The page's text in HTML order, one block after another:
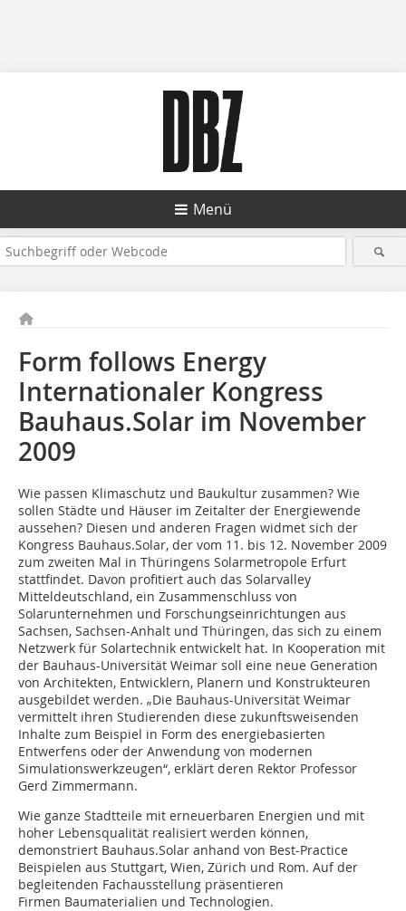
Menü
Form follows Energy
Internationaler Kongress
Bauhaus.Solar im November
2009
Wie passen Klimaschutz und Baukultur zusammen? Wie
sollen Städte und Häuser im Zeitalter der Energiewende
aussehen? Diesen und anderen Fragen widmet sich der
Kongress Bauhaus.Solar, der vom 11. bis 12. November 2009
zum zweiten Mal in Thüringens Solarmetropole Erfurt
stattfindet. Davon profitiert auch das Solarvalley
Mitteldeutschland, ein Zusammenschluss von
Solarunternehmen und Forschungseinrichtungen aus
Sachsen, Sachsen-Anhalt und Thüringen, das sich zu einem
Netzwerk für Solartechnik entwickelt hat. In Kooperation mit
der Bauhaus-Universität Weimar soll eine neue Generation
von Architekten, Entwicklern, Planern und Konstrukteuren
aus­gebildet werden. „Die Bauhaus-Universität Weimar
vermittelt ihren Studierenden diese zukunftsweisenden
Inhalte zum Beispiel in Form des energiebasierten
Entwerfens oder der Anwendung von modernen
Simulationswerkzeugen“, erklärt deren Rektor Professor
Gerd Zimmermann.
Wie ganze Stadtteile mit erneuerbaren Energien und mit
hoher Lebensqualität realisiert werden können,
demonstriert Bauhaus.Solar anhand von Best-Practice
Beispielen aus Stuttgart, Wien, Zürich und Rom. Auf der
begleitenden Fachausstellung präsentieren
Firmen Baumaterialien und Technologien.